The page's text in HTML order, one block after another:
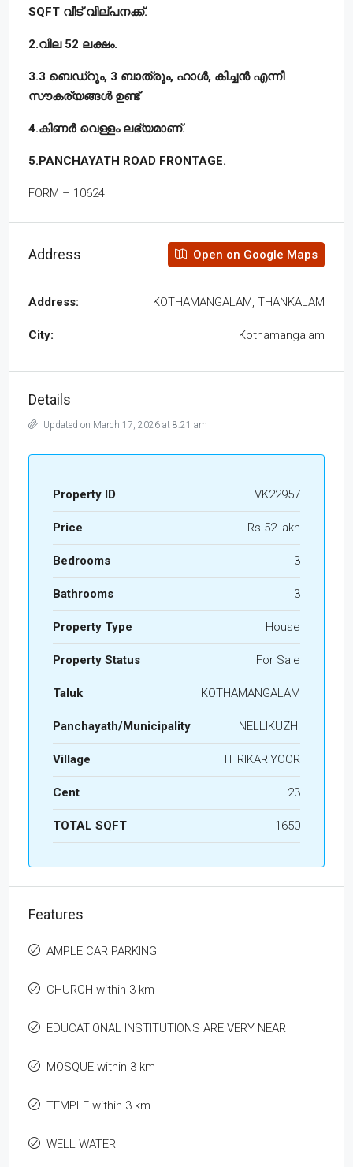
SQFT വീട് വില്പനക്ക്.
2.വില 52 ലക്ഷം.
3.3 ബെഡ്‌റൂം, 3 ബാത്രൂം, ഹാൾ, കിച്ചൻ എന്നീ
സൗകര്യങ്ങൾ ഉണ്ട്‌
4.കിണർ വെള്ളം ലഭ്യമാണ്.
5.PANCHAYATH ROAD FRONTAGE.
FORM – 10624
Address Open on Google Maps
Address: KOTHAMANGALAM, THANKALAM
City: Kothamangalam
Details
Updated on March 17, 2026 at 8:21 am
Property ID VK22957
Price Rs.52 lakh
Bedrooms 3
Bathrooms 3
Property Type House
Property Status For Sale
Taluk KOTHAMANGALAM
Panchayath/Municipality NELLIKUZHI
Village THRIKARIYOOR
Cent 23
TOTAL SQFT 1650
Features
AMPLE CAR PARKING
CHURCH within 3 km
EDUCATIONAL INSTITUTIONS ARE VERY NEAR
MOSQUE within 3 km
TEMPLE within 3 km
WELL WATER